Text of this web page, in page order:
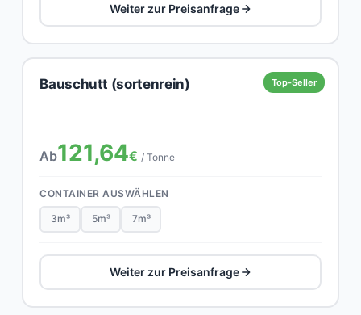
Weiter zur Preisanfrage
Top-Seller
Bauschutt (sortenrein)
Ab121,64€ / Tonne
CONTAINER AUSWÄHLEN
3m³ 5m³ 7m³
Weiter zur Preisanfrage